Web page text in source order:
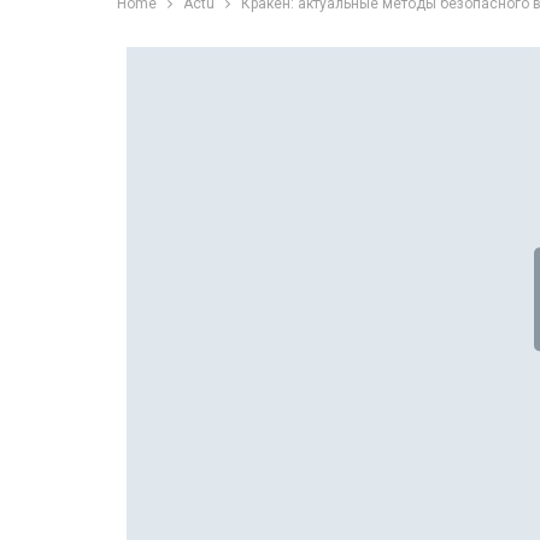
Home Actu Кракен: актуальные методы безопасного